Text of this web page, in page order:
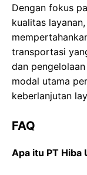
Dengan fokus
kualitas
transportasi
dan
modal utama
keberlanjutan
FAQ
Apa itu PT Hiba